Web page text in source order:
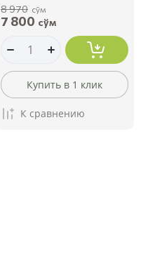
8 970 сўм
7 800 сўм
Купить в 1 клик
К сравнению